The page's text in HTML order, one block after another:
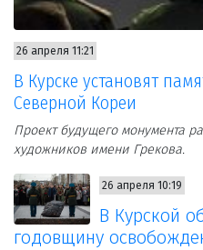
26 апреля 11:21
В Курске установят
Северной Кореи
Проект будущего монумента
художников имени Грекова.
26 апреля 10:19
В Курской
годовщину